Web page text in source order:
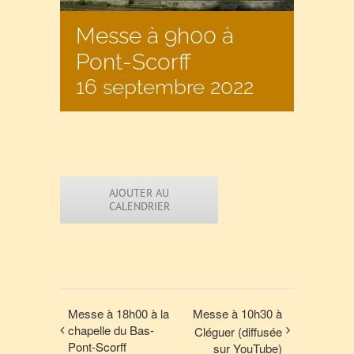
Messe à 9h00 à
Pont-Scorff
16 septembre 2022
AJOUTER AU
CALENDRIER
Messe à 18h00 à la
chapelle du Bas-
Pont-Scorff
Messe à 10h30 à
Cléguer (diffusée
sur YouTube)